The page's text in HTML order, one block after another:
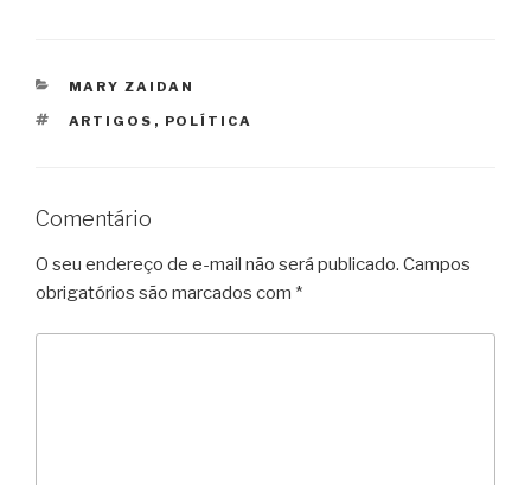
CATEGORIAS
MARY ZAIDAN
TAGS
ARTIGOS , POLÍTICA
Comentário
O seu endereço de e-mail não será publicado. Campos
obrigatórios são marcados com *